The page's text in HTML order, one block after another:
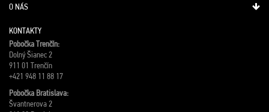
O NÁS
KONTAKTY
Pobočka Trenčín:
Dolný Šianec 2
911 01 Trenčín
+421 948 11 88 17
Pobočka Bratislava:
Švantnerova 2